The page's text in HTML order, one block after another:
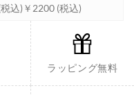
込) ￥2200 (税込)
ラッピング無料